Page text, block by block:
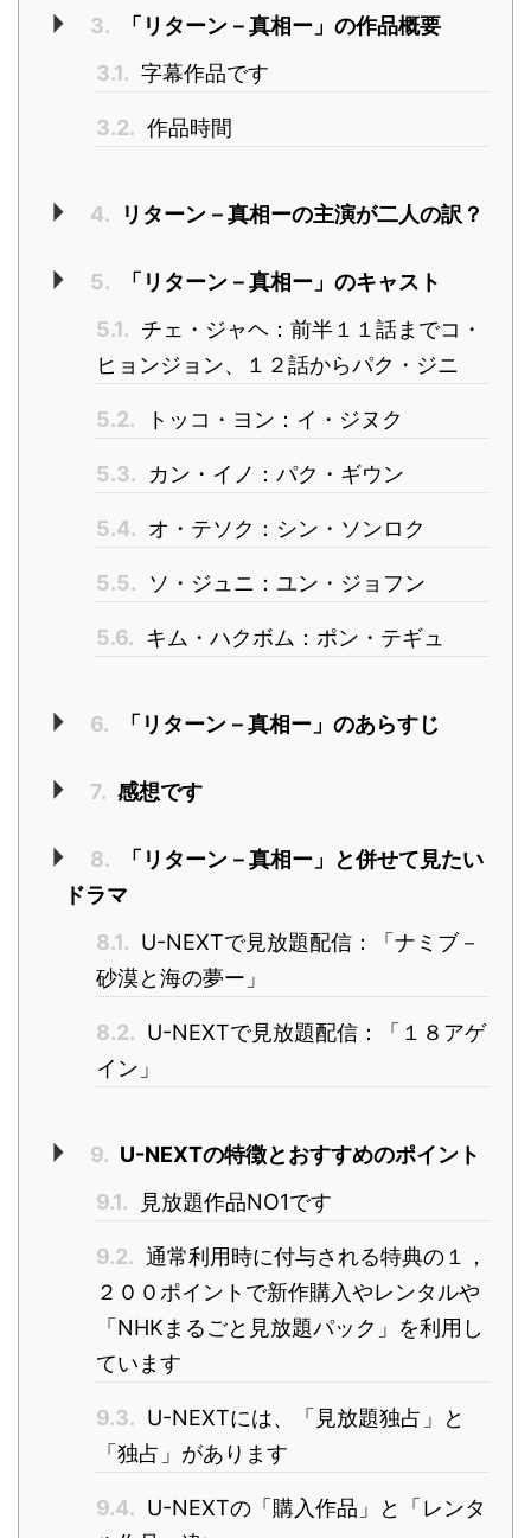
3.
「リターン－真相ー」の作品概要
3.1. 字幕作品です
3.2. 作品時間
4. リターン－真相ーの主演が二人の訳？
5.
「リターン－真相ー」のキャスト
5.1. チェ・ジャヘ：前半１１話までコ・
ヒョンジョン、１２話からパク・ジニ
5.2. トッコ・ヨン：イ・ジヌク
5.3. カン・イノ：パク・ギウン
5.4. オ・テソク：シン・ソンロク
5.5. ソ・ジュニ：ユン・ジョフン
5.6. キム・ハクボム：ポン・テギュ
6. 「リターン－真相ー」のあらすじ
7. 感想です
8.
「リターン－真相ー」と併せて見たい
ドラマ
8.1. U-NEXTで見放題配信：「ナミブ－
砂漠と海の夢ー」
8.2. U-NEXTで見放題配信：「１８アゲ
イン」
9. U-NEXTの特徴とおすすめのポイント
9.1.
見放題作品NO1です
9.2. 通常利用時に付与される特典の１，
２００ポイントで新作購入やレンタルや
「NHKまるごと見放題パック」を利用し
ています
9.3. U-NEXTには、「見放題独占」と
「独占」があります
9.4. U-NEXTの「購入作品」と「レンタ